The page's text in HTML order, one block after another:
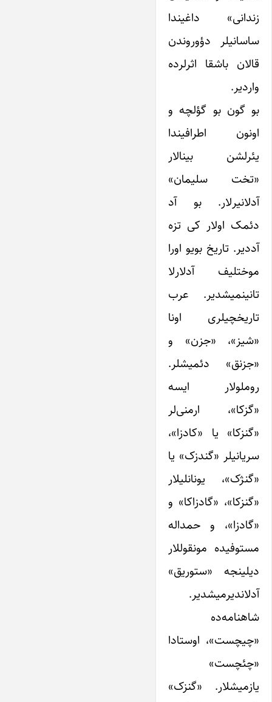
زندانی» داغیندا
ساسانیلر دؤوروندن
قالان باشقا اثرلرده
واردیر.
بو گون بو گؤلچه و
اونون اطرافیندا
یئرلشن بینالار
«تخت سلیمان»
آدلانیرلار. بو آد
دئمک اولار کی تزه
آددیر. تاریخ بویو اورا
موختلیف آدلارلا
تانینمیشدیر. عرب
تاریخچیلری اونا
«شیز»، «جزن» و
«جزنق» دئمیشلر.
روملولار ایسه
«گزکا»، ارمنی‌لر
«گنزکا» یا «کادزا»،
سریانیلر «گندزک» یا
«گنژک»، یونانلیلار
«گنزکا»، «گادزاکا» و
«گادزا»، و حمداله
مستوفیده مونقوللار
دیلینجه «ستوریق»
آدلاندیرمیشدیر.
شاهنامه‌ده
«چیچست»، اوستادا
«چئچست»
یازمیشلار. «گنزک»